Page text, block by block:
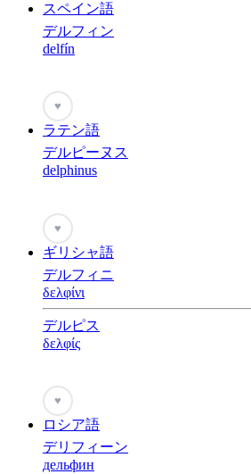
スペイン語
デルフィン
delfín
♥
ラテン語
デルピーヌス
delphinus
♥
ギリシャ語
デルフィニ
δελφίνι
デルピス
δελφίς
♥
ロシア語
デリフィーン
дельфин